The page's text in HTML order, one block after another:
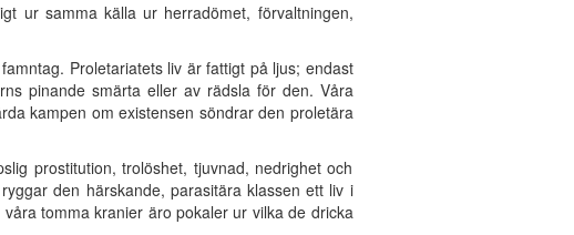
ur samma källa ur herradömet, förvaltningen,
Proletariatets liv är fattigt på ljus; endast
pinande smärta eller av rädsla för den. Våra
kampen om existensen söndrar den proletära
prostitution, trolöshet, tjuvnad, nedrighet och
den härskande, parasitära klassen ett liv i
tomma kranier äro pokaler ur vilka de dricka